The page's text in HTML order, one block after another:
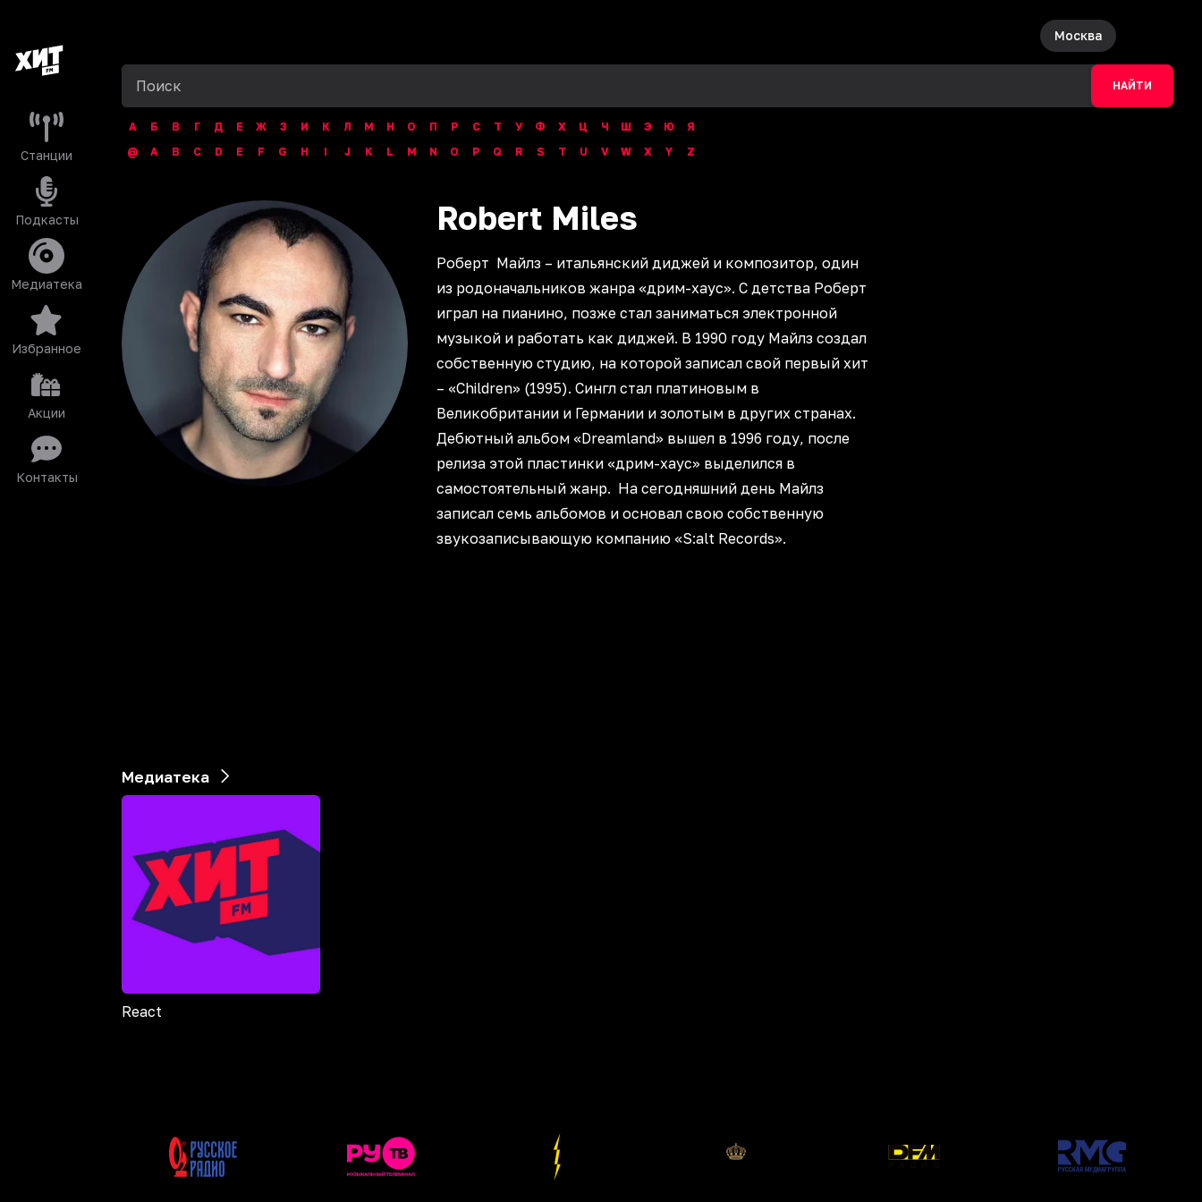
Станции
Подкасты
Медиатека
Избранное
Акции
Контакты
Москва
НАЙТИ
А Б В Г Д Е Ж З И К Л М Н О П Р С Т У Ф Х Ц Ч Ш Э Ю
Я
@
A B C D E F G H I J K L M N O P Q R S T U V W X Y Z
Robert Miles
Роберт Майлз – итальянский диджей и композитор, один
из родоначальников жанра «дрим-хаус». С детства Роберт
играл на пианино, позже стал заниматься электронной
музыкой и работать как диджей. В 1990 году Майлз создал
собственную студию, на которой записал свой первый хит
– «Children» (1995). Сингл стал платиновым в
Великобритании и Германии и золотым в других странах.
Дебютный альбом «Dreamland» вышел в 1996 году, после
релиза этой пластинки «дрим-хаус» выделился в
самостоятельный жанр. На сегодняшний день Майлз
записал семь альбомов и основал свою собственную
звукозаписывающую компанию «S:alt Records».
Медиатека
React